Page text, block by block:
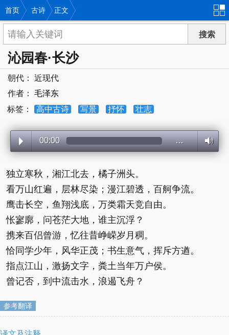
首页 古诗 正文
沁园春·长沙
朝代：
近现代
作者：
毛泽东
标签：
高中古诗 写景 抒怀 壮志
00:00 …
独立寒秋，湘江北去，橘子洲头。
看万山红遍，层林尽染；漫江碧透，百舸争流。
鹰击长空，鱼翔浅底，万类霜天竞自由。
怅寥廓，问苍茫大地，谁主沉浮？
携来百侣曾游，忆往昔峥嵘岁月稠。
恰同学少年，风华正茂；书生意气，挥斥方遒。
指点江山，激扬文字，粪土当年万户侯。
曾记否，到中流击水，浪遏飞舟？
参考翻译